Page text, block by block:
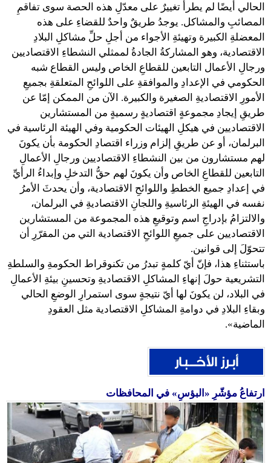
الحالي أيضًا لم يطرأْ تغييرٌ على معدّلِ هذه الحصة سوى تفاقمِ
المصائبِ والمشاكل. يوجدُ طريقٌ واحدٌ للقضاءِ على هذه
المعضلةِ الكبيرة وتهيئةِ الأجواء من أجلِ حلِّ مشاكلِ البلادِ
الاقتصادية، وهو المشاركةُ الجادةُ لممثلي النشطاءِ الاقتصاديين
ورجالِ الأعمال التابعين للقطاعِ الخاص وليس القطاع شبه
الحكومي في الإعدادِ والموافقةِ على اللوائحِ المتعلقةِ بجميعِ
الأمورِ الاقتصاديةِ الصغيرة والكبيرة. الآن من الممكن إمّا عن
طريقِ إيجادِ مجموعةٍ اقتصاديةٍ رسميةٍ من المستشارين
الاقتصاديين في هيكلِ الهيئات الحكومية وفي الهيئة الرئاسية في
البرلمان، أو عن طريقِ إلزام وزراء اقتصادِ الحكومة بأن يكونَ
لهم مستشارون من بين النشطاءِ الاقتصاديين ورجالِ الأعمالِ
التابعين للقطاعِ الخاص وأن يكونَ لهم حقُّ التدخلِ وإبداءُ الرأيِّ
في إعدادِ جميع الخططِ واللوائحِ الاقتصادية، وأن يحدثَ الأمرُ
نفسه في الهيئةِ الرئاسيةِ واللجانِ الاقتصاديةِ في البرلمان،
والالتزامُ بإدراجِ اسم وتوقيعِ هذه المجموعة من المستشارين
الاقتصاديين على جميعِ اللوائحِ الاقتصادية التي من المقرّرِ أن
تتحوّلَ إلى قوانين.
باستثناءِ هذا، فإنّ أيّ كلمةٍ تبدرُ من تكنوقراط الحكومةِ والسلطةِ
التشريعية حولَ إنهاءِ المشاكلِ الاقتصاديةِ وتحسينِ بيئةِ الأعمالِ
في البلاد، لن يكونَ لها أيّ نتيجةٍ سوى استمرارِ الوضعِ الحالي
وبقاءِ البلادِ في دوامةِ المشاكلِ الاقتصادية مثل العقودِ
الماضية».
ارتفاعُ مؤشّرِ «البؤسِ» في المحافظات